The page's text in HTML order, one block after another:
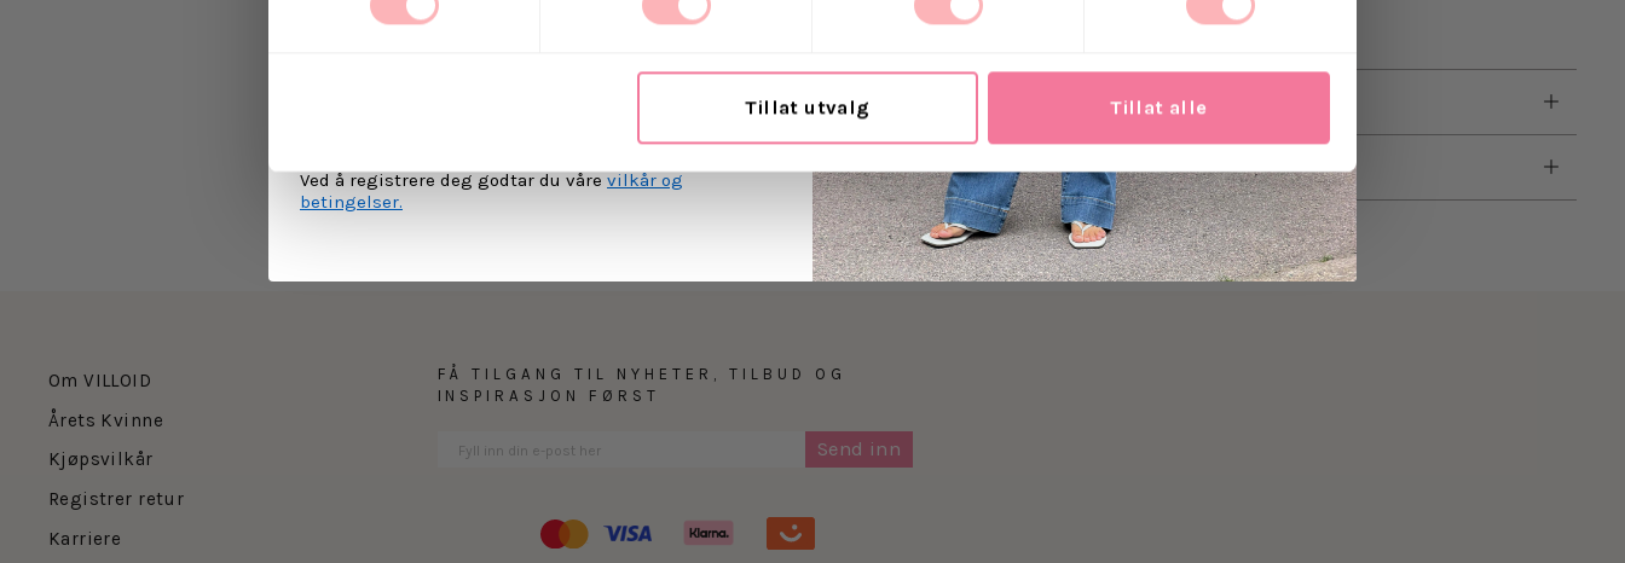
Tillat utvalg Tillat alle
Materiale: 100% merinoull
Retur
Om VILLOID
Årets Kvinne
Kjøpsvilkår
Registrer retur
Karriere
FÅ TILGANG TIL NYHETER, TILBUD OG
INSPIRASJON FØRST
Send inn
Ja, jeg samtykker til at Villoid kan sende meg
Ved å registrere deg godtar du våre vilkår og
betingelser.